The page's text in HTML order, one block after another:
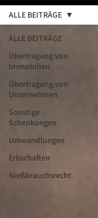
ALLE BEITRÄGE
Übertragung von
Immobilien
Übertragung von
Unternehmen
Sonstige
Schenkungen
Umwandlungen
Erbschaften
Nießbrauchsrecht
ALLE BEITRÄGE